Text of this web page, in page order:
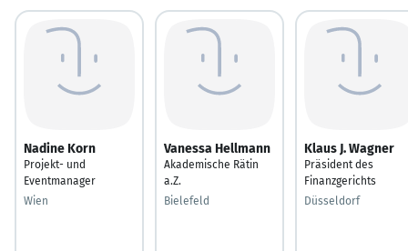
Nadine Korn
Projekt- und
Eventmanager
Wien
Vanessa Hellmann
Akademische Rätin
a.Z.
Bielefeld
Klaus J. Wagner
Präsident des
Finanzgerichts
Düsseldorf